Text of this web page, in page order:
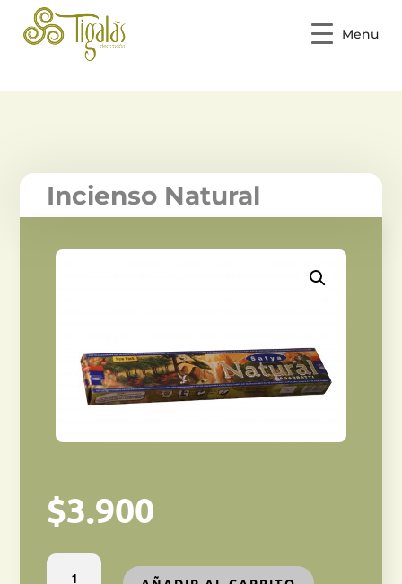
Menu
Incienso Natural
$3.900
Incienso